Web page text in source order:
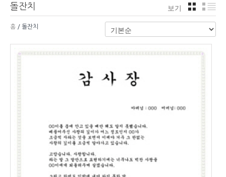
돌잔치 보기 격자
홈 / 돌잔치